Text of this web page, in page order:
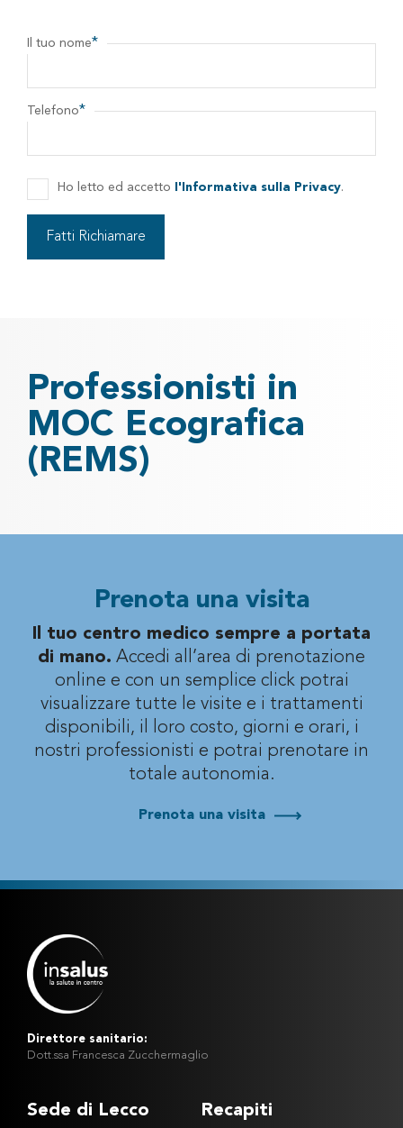
Il tuo nome*
Telefono*
Ho letto ed accetto l'Informativa sulla Privacy.
Professionisti in
MOC Ecografica
(REMS)
Prenota una visita
Il tuo centro medico sempre a portata
di mano. Accedi all’area di prenotazione
online e con un semplice click potrai
visualizzare tutte le visite e i trattamenti
disponibili, il loro costo, giorni e orari, i
nostri professionisti e potrai prenotare in
totale autonomia.
Prenota una visita
Direttore sanitario:
Dott.ssa Francesca Zucchermaglio
Sede di Lecco Recapiti